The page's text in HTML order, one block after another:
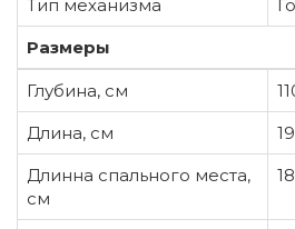
Тип механизма
Размеры
Глубина, см
Длина, см
Длинна спального места,
см